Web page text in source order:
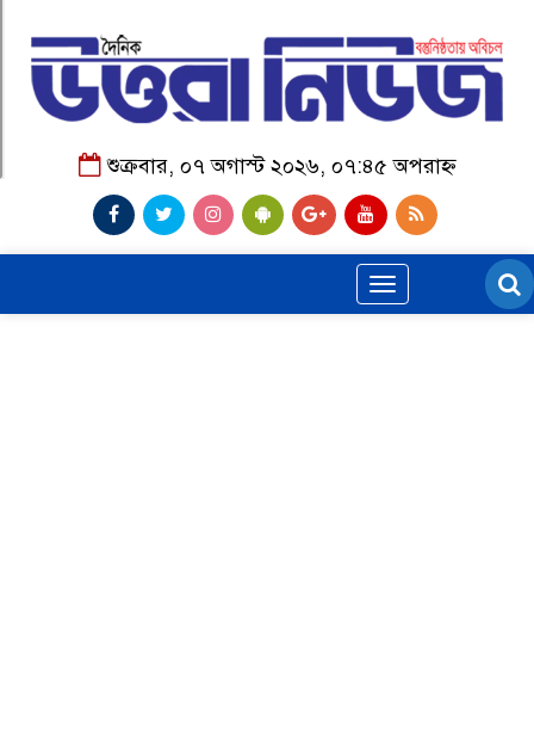
শুক্রবার, ০৭ অগাস্ট ২০২৬, ০৭:৪৫ অপরাহ্ন
Toggle
navigation